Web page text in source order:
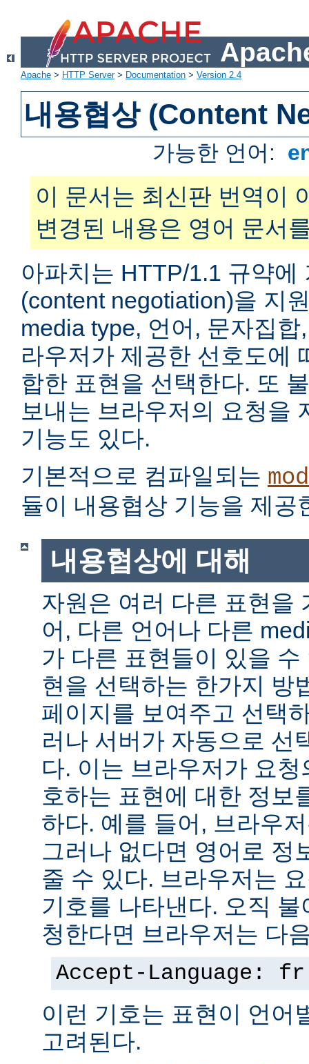
Apache > HTTP Server> Documentation > Version 2.4
내용협상 (Content
가능한 언어:
이 문서는 최신판 번역이
변경된 내용은 영어 문서
아파치는 HTTP/1.1 규약에
(content negotiation)을 지
media type, 언어, 문자집
라우저가 제공한 선호도에
합한 표현을 선택한다. 또
보내는 브라우저의 요청을
기능도 있다.
기본적으로 컴파일되는
듈이 내용협상 기능을 제공
내용협상에 대해
자원은 여러 다른 표현을
어, 다른 언어나 다른
가 다른 표현들이 있을
현을 선택하는 한가지 방
페이지를 보여주고 선택
러나 서버가 자동으로 선
다. 이는 브라우저가 요
호하는 표현에 대한 정보
하다. 예를 들어, 브라우
그러나 없다면 영어로 정
줄 수 있다. 브라우저는
기호를 나타낸다. 오직
청한다면 브라우저는 다
Accept-Language: fr
이런 기호는 표현이 언어
고려된다.